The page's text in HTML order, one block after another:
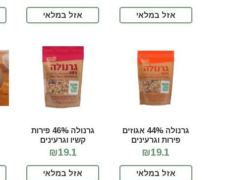
אזל במלאי אזל במלאי
גרנולה 44% אגוזים
פירות וגרעינים
₪19.1
אזל במלאי
גרנולה 46% פירות
קשיו וגרעינים
₪19.1
אזל במלאי